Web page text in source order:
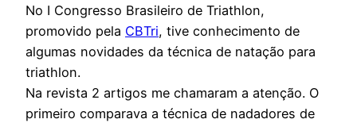
No I Congresso Brasileiro de Triathlon,
promovido pela CBTri, tive conhecimento de
algumas novidades da técnica de natação para
triathlon.
Na revista 2 artigos me chamaram a atenção. O
primeiro comparava a técnica de nadadores de